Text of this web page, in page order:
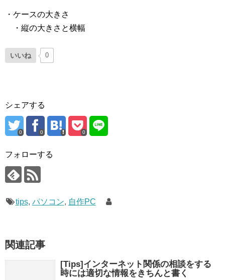
・ケースの大きさ
・縦の大きさと横幅
いいね 0
シェアする
0 0 0
フォローする
tips, パソコン, 自作PC
関連記事
[Tips]インターネット関係の相談をする
時には適切な情報をきちんと書く